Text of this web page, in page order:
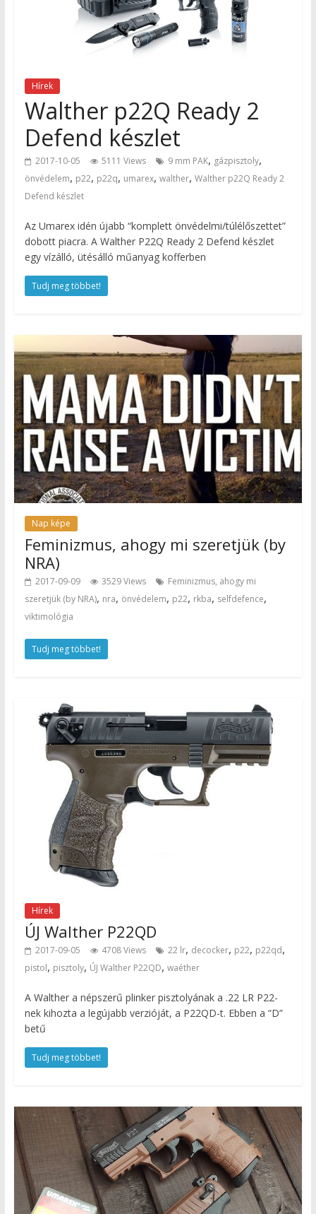
Hírek
Walther p22Q Ready 2
Defend készlet
2017-10-05 5111 Views 9 mm PAK, gázpisztoly,
önvédelem, p22, p22q, umarex, walther, Walther p22Q Ready 2
Defend készlet
Az Umarex idén újabb “komplett önvédelmi/túlélőszettet”
dobott piacra. A Walther P22Q Ready 2 Defend készlet
egy vízálló, ütésálló műanyag kofferben
Tudj meg többet!
Nap képe
Feminizmus, ahogy mi szeretjük (by
NRA)
2017-09-09 3529 Views
Feminizmus, ahogy mi
szeretjük (by NRA), nra, önvédelem, p22, rkba, selfdefence,
viktimológia
Tudj meg többet!
Hírek
ÚJ Walther P22QD
2017-09-05 4708 Views 22 lr, decocker, p22, p22qd,
pistol, pisztoly, ÚJ Walther P22QD, waéther
A Walther a népszerű plinker pisztolyának a .22 LR P22-
nek kihozta a legújabb verzióját, a P22QD-t. Ebben a “D”
betű
Tudj meg többet!